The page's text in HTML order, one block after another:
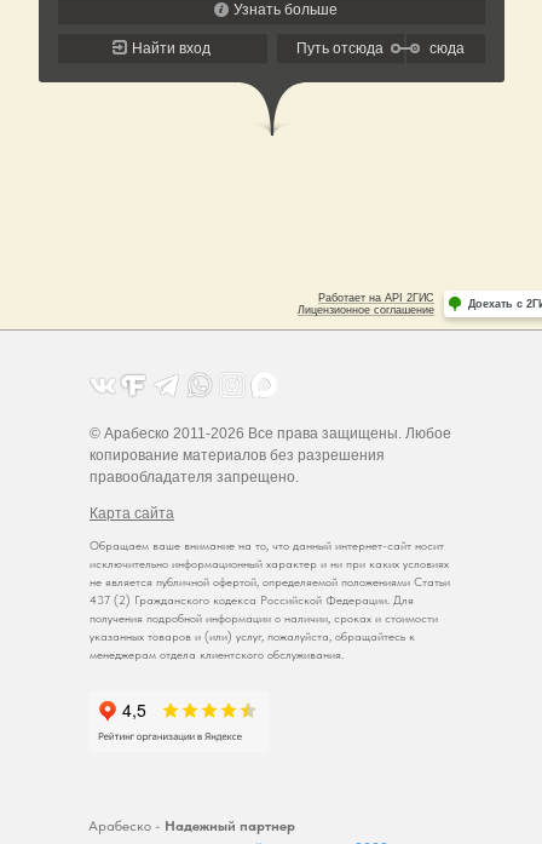
© Арабеско 2011-2026 Все права защищены. Любое
копирование материалов без разрешения
правообладателя запрещено.
Карта сайта
Обращаем ваше внимание на то, что данный интернет-сайт носит
исключительно информационный характер и ни при каких условиях
не является публичной офертой, определяемой положениями Статьи
437 (2) Гражданского кодекса Российской Федерации. Для
получения подробной информации о наличии, сроках и стоимости
указанных товаров и (или) услуг, пожалуйста, обращайтесь к
менеджерам отдела клиентского обслуживания.
Арабеско - Надежный партнер